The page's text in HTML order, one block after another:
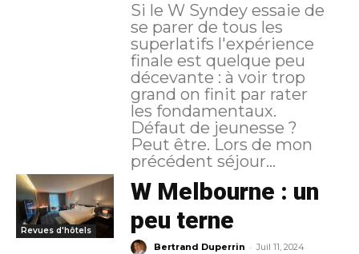
Si le W Syndey essaie de
se parer de tous les
superlatifs l'expérience
finale est quelque peu
décevante : à voir trop
grand on finit par rater
les fondamentaux.
Défaut de jeunesse ?
Peut être. Lors de mon
précédent séjour...
Revues d'hôtels
W Melbourne : un
peu terne
Bertrand Duperrin - Juil 11, 2024